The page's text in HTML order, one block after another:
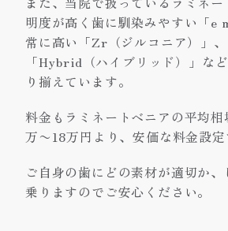
明度が高く歯に馴染みやすい「e
常に高い「Zr（ジルコニア）」
「Hybrid（ハイブリッド）」な
り揃えています。
料金もラミネートベニアの平均
万〜18万円より、安価な料金設定
ご自身の歯にどの素材が適切か
乗りますのでご安心ください。